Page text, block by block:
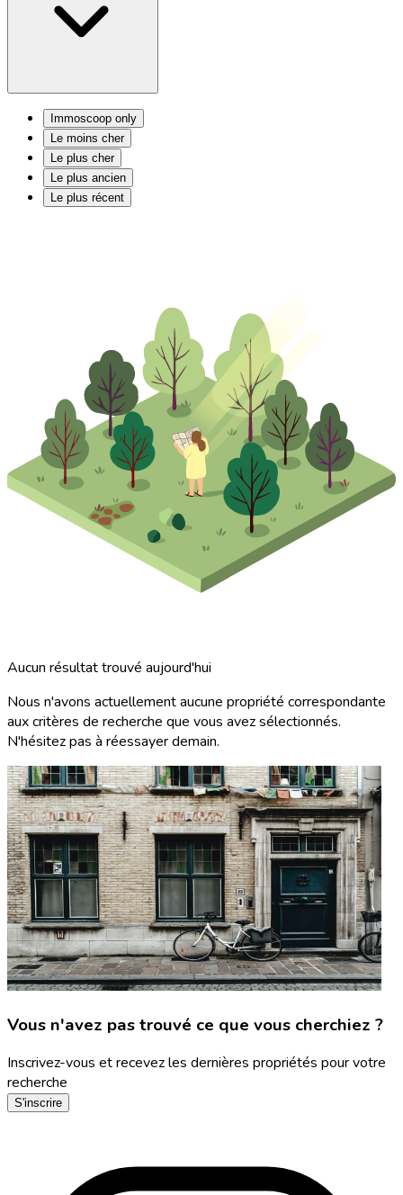
Immoscoop only
Le moins cher
Le plus cher
Le plus ancien
Le plus récent
Aucun résultat trouvé aujourd'hui
Nous n'avons actuellement aucune propriété correspondante
aux critères de recherche que vous avez sélectionnés.
N'hésitez pas à réessayer demain.
Vous n'avez pas trouvé ce que vous cherchiez ?
Inscrivez-vous et recevez les dernières propriétés pour votre
recherche
S'inscrire